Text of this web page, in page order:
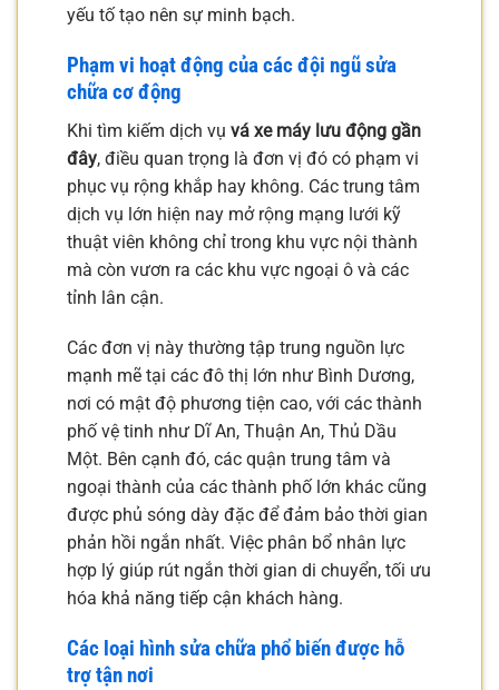
yếu tố tạo nên sự minh bạch.
Phạm vi hoạt động của các đội ngũ sửa
chữa cơ động
Khi tìm kiếm dịch vụ vá xe máy lưu động gần
đây, điều quan trọng là đơn vị đó có phạm vi
phục vụ rộng khắp hay không. Các trung tâm
dịch vụ lớn hiện nay mở rộng mạng lưới kỹ
thuật viên không chỉ trong khu vực nội thành
mà còn vươn ra các khu vực ngoại ô và các
tỉnh lân cận.
Các đơn vị này thường tập trung nguồn lực
mạnh mẽ tại các đô thị lớn như Bình Dương,
nơi có mật độ phương tiện cao, với các thành
phố vệ tinh như Dĩ An, Thuận An, Thủ Dầu
Một. Bên cạnh đó, các quận trung tâm và
ngoại thành của các thành phố lớn khác cũng
được phủ sóng dày đặc để đảm bảo thời gian
phản hồi ngắn nhất. Việc phân bổ nhân lực
hợp lý giúp rút ngắn thời gian di chuyển, tối ưu
hóa khả năng tiếp cận khách hàng.
Các loại hình sửa chữa phổ biến được hỗ
trợ tận nơi